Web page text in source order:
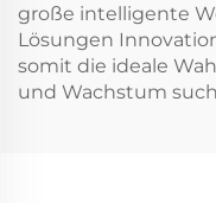
große intelligente
Lösungen
somit die ideale
und Wachstum